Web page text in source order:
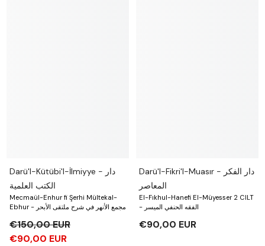
Darü'l-Kütübi'l-İlmiyye - دار
الكتب العلمية
Mecmaül-Enhur fi Şerhi Mültekal-
Ebhur - مجمع الأنهر في شرح ملتقى الأبحر
€150,00 EUR
€90,00 EUR
Darü'l-Fikri'l-Muasır - دار الفكر
المعاصر
El-Fıkhul-Hanefi El-Müyesser 2 CILT
- الفقه الحنفي الميسر
€90,00 EUR